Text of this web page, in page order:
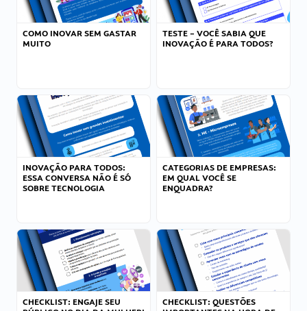
COMO INOVAR SEM GASTAR
MUITO
TESTE – VOCÊ SABIA QUE
INOVAÇÃO É PARA TODOS?
INOVAÇÃO PARA TODOS:
ESSA CONVERSA NÃO É SÓ
SOBRE TECNOLOGIA
CATEGORIAS DE EMPRESAS:
EM QUAL VOCÊ SE
ENQUADRA?
CHECKLIST: ENGAJE SEU
CHECKLIST: QUESTÕES